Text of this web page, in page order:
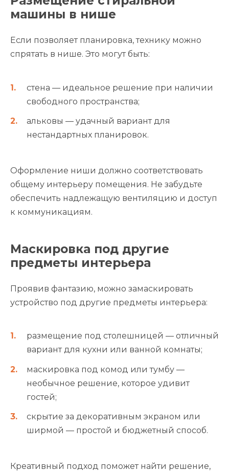
машины в нише
Если позволяет планировка, технику можно
спрятать в нише. Это могут быть:
стена — идеальное решение при наличии
свободного пространства;
альковы — удачный вариант для
нестандартных планировок.
Оформление ниши должно соответствовать
общему интерьеру помещения. Не забудьте
обеспечить надлежащую вентиляцию и доступ
к коммуникациям.
Маскировка под другие
предметы интерьера
Проявив фантазию, можно замаскировать
устройство под другие предметы интерьера:
размещение под столешницей — отличный
вариант для кухни или ванной комнаты;
маскировка под комод или тумбу —
необычное решение, которое удивит
гостей;
скрытие за декоративным экраном или
ширмой — простой и бюджетный способ.
Креативный подход поможет найти решение,